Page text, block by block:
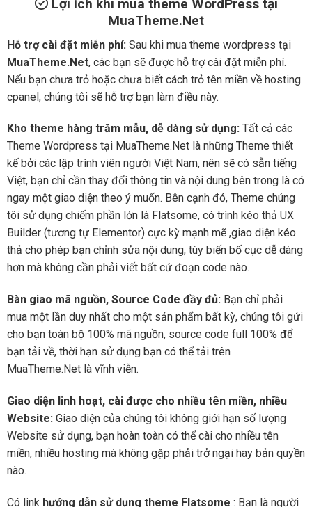
Lợi ích khi mua theme WordPress tại
MuaTheme.Net
Hỗ trợ cài đặt miễn phí: Sau khi mua theme wordpress tại
MuaTheme.Net, các bạn sẽ được hỗ trợ cài đặt miễn phí.
Nếu bạn chưa trỏ hoặc chưa biết cách trỏ tên miền về hosting
cpanel, chúng tôi sẽ hỗ trợ bạn làm điều này.
Kho theme hàng trăm mẫu, dễ dàng sử dụng: Tất cả các
Theme Wordpress tại MuaTheme.Net là những Theme thiết
kế bởi các lập trình viên người Việt Nam, nên sẽ có sẵn tiếng
Việt, bạn chỉ cần thay đổi thông tin và nội dung bên trong là có
ngay một giao diện theo ý muốn. Bên cạnh đó, Theme chúng
tôi sử dụng chiếm phần lớn là Flatsome, có trình kéo thả UX
Builder (tương tự Elementor) cực kỳ mạnh mẽ ,giao diện kéo
thả cho phép bạn chỉnh sửa nội dung, tùy biến bố cục dễ dàng
hơn mà không cần phải viết bất cứ đoạn code nào.
Bàn giao mã nguồn, Source Code đầy đủ: Bạn chỉ phải
mua một lần duy nhất cho một sản phẩm bất kỳ, chúng tôi gửi
cho bạn toàn bộ 100% mã nguồn, source code full 100% để
bạn tải về, thời hạn sử dụng bạn có thể tải trên
MuaTheme.Net là vĩnh viễn.
Giao diện linh hoạt, cài được cho nhiều tên miền, nhiều
Website: Giao diện của chúng tôi không giới hạn số lượng
Website sử dụng, bạn hoàn toàn có thể cài cho nhiều tên
miền, nhiều hosting mà không gặp phải trở ngại hay bản quyền
nào.
Có link hướng dẫn sử dụng theme Flatsome : Bạn là người